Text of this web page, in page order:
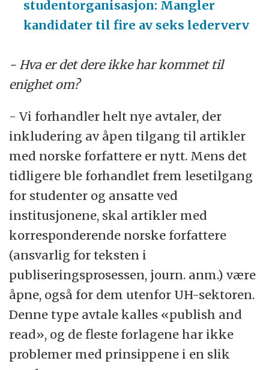
studentorganisasjon: Mangler
kandidater til fire av seks lederverv
- Hva er det dere ikke har kommet til
enighet om?
- Vi forhandler helt nye avtaler, der
inkludering av åpen tilgang til artikler
med norske forfattere er nytt. Mens det
tidligere ble forhandlet frem lesetilgang
for studenter og ansatte ved
institusjonene, skal artikler med
korresponderende norske forfattere
(ansvarlig for teksten i
publiseringsprosessen, journ. anm.) være
åpne, også for dem utenfor UH-sektoren.
Denne type avtale kalles «publish and
read», og de fleste forlagene har ikke
problemer med prinsippene i en slik